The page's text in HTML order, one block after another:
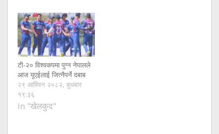
टी-२० विश्वकपमा पुग्न नेपालले
आज यूएईलाई जित्नैपर्ने दबाब
२९ आश्विन २०८२, बुधबार
१९:३६
In "खेलकुद"